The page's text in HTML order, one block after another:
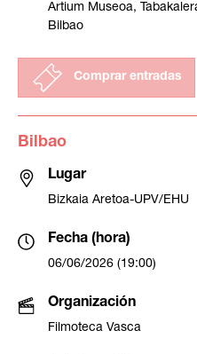
Artium Museoa,
Bilbao
Comprar entradas
Bilbao
Lugar
Bizkaia Aretoa-UPV/EHU
Fecha (hora)
06/06/2026 (19:00)
Organización
Filmoteca Vasca